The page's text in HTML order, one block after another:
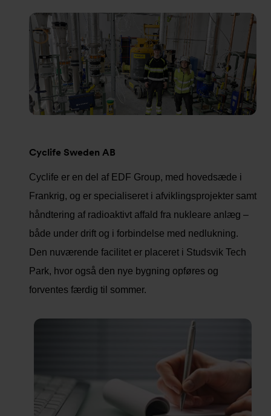
Cyclife Sweden AB
Cyclife er en del af EDF Group, med hovedsæde i
Frankrig, og er specialiseret i afviklingsprojekter samt
håndtering af radioaktivt affald fra nukleare anlæg –
både under drift og i forbindelse med nedlukning.
Den nuværende facilitet er placeret i Studsvik Tech
Park, hvor også den nye bygning opføres og
forventes færdig til sommer.